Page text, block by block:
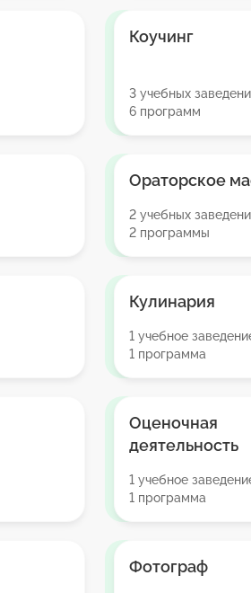
Коучинг
3 учебных
6 программ
Ораторское
2 учебных
2 программы
Кулинария
1 учебное
1 программа
Оценочная
деятельность
1 учебное
1 программа
Фотограф